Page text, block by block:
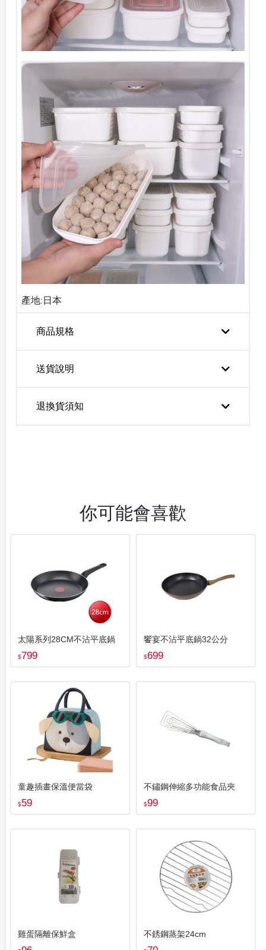
產地:日本
商品規格
送貨說明
退換貨須知
你可能會喜歡
太陽系列28CM不沾平底鍋
$799
饗宴不沾平底鍋32公分
$699
童趣插畫保溫便當袋
$59
不鏽鋼伸縮多功能食品夾
$99
雞蛋隔離保鮮盒 不銹鋼蒸架24cm